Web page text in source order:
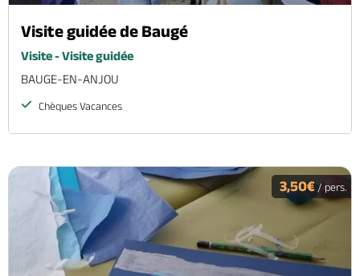
Visite guidée de Baugé
Visite - Visite guidée
BAUGE-EN-ANJOU
Chèques Vacances
3,50€ / pers.